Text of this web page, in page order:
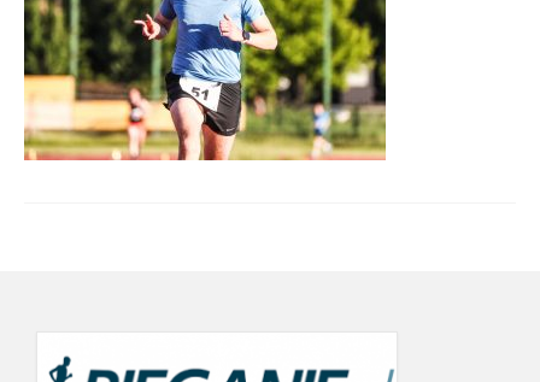
Wyniki cyklu 2022
wyniki 19.09.2022
21.06.2022
24.05.2022